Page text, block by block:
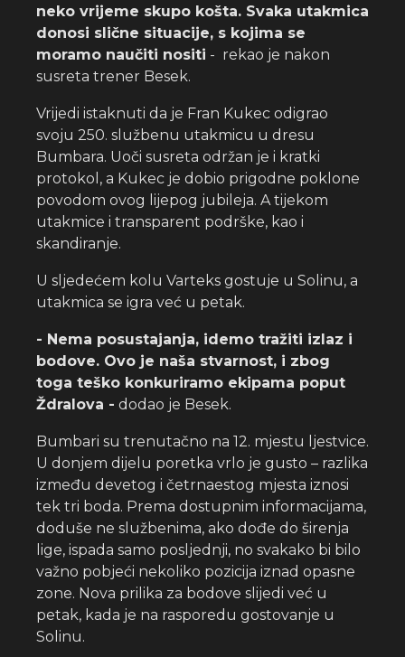
neko vrijeme skupo košta. Svaka utakmica
donosi slične situacije, s kojima se
moramo naučiti nositi - rekao je nakon
susreta trener Besek.
Vrijedi istaknuti da je Fran Kukec odigrao
svoju 250. službenu utakmicu u dresu
Bumbara. Uoči susreta održan je i kratki
protokol, a Kukec je dobio prigodne poklone
povodom ovog lijepog jubileja. A tijekom
utakmice i transparent podrške, kao i
skandiranje.
U sljedećem kolu Varteks gostuje u Solinu, a
utakmica se igra već u petak.
- Nema posustajanja, idemo tražiti izlaz i
bodove. Ovo je naša stvarnost, i zbog
toga teško konkuriramo ekipama poput
Ždralova - dodao je Besek.
Bumbari su trenutačno na 12. mjestu ljestvice.
U donjem dijelu poretka vrlo je gusto – razlika
između devetog i četrnaestog mjesta iznosi
tek tri boda. Prema dostupnim informacijama,
doduše ne službenima, ako dođe do širenja
lige, ispada samo posljednji, no svakako bi bilo
važno pobjeći nekoliko pozicija iznad opasne
zone. Nova prilika za bodove slijedi već u
petak, kada je na rasporedu gostovanje u
Solinu.